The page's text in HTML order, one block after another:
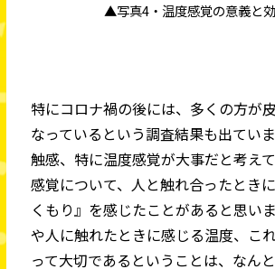
▲写真4・温度感覚の意義と
特にコロナ禍の後には、多くの方が
なっているという調査結果も出ていま
触感、特に温度感覚が大事だと考え
感覚について、人と触れ合ったとき
くもり』を感じたことがあると思い
や人に触れたときに感じる温度、こ
って大切であるということは、なん